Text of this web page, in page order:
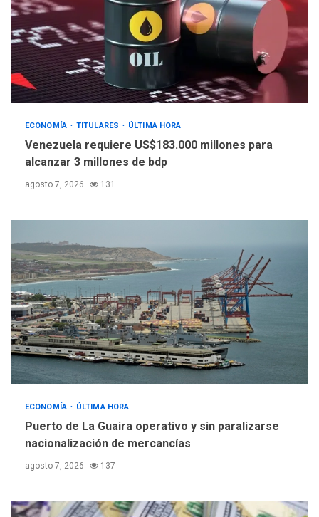
4
POLÍTICA
TITULARES
ÚLTIMA HORA
Libertad plena para jueza
María Lourdes Afiuni
INTERNACIONALES
ÚLTIMA HORA
España impone controles
ECONOMÍA TITULARES ÚLTIMA HORA
Venezuela requiere US$183.000 millones para
alcanzar 3 millones de bdp
agosto 7, 2026 131
ECONOMÍA ÚLTIMA HORA
Puerto de La Guaira operativo y sin paralizarse
nacionalización de mercancías
agosto 7, 2026 137